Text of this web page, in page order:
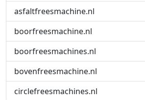
asfaltfreesmachine.nl
boorfreesmachine.nl
boorfreesmachines.nl
bovenfreesmachine.nl
circlefreesmachines.nl